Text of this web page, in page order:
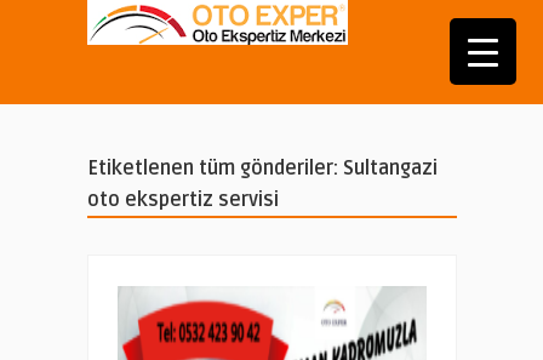
Etiketlenen tüm gönderiler: Sultangazi
oto ekspertiz servisi